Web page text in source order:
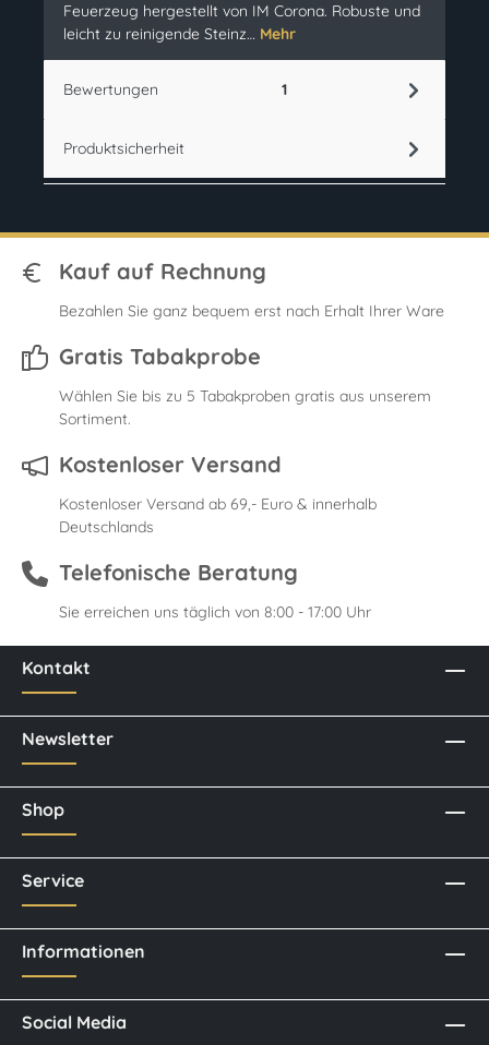
Feuerzeug hergestellt von IM Corona. Robuste und
leicht zu reinigende Steinz… Mehr
Bewertungen 1
Produktsicherheit
Kauf auf Rechnung
Bezahlen Sie ganz bequem erst nach Erhalt Ihrer Ware
Gratis Tabakprobe
Wählen Sie bis zu 5 Tabakproben gratis aus unserem
Sortiment.
Kostenloser Versand
Kostenloser Versand ab 69,- Euro & innerhalb
Deutschlands
Telefonische Beratung
Sie erreichen uns täglich von 8:00 - 17:00 Uhr
Kontakt
Newsletter
Social Media
Shop
Service
Informationen